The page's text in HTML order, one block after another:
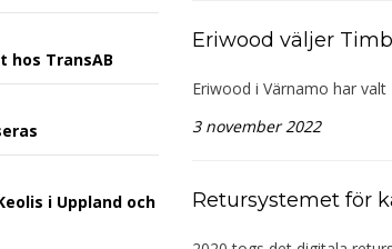
hos TransAB
i Uppland och
Eriwood väljer
Eriwood i Värnamo har
3 november 2022
Retursystemet för